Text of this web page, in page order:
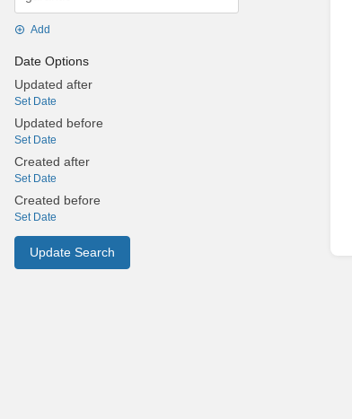
Add
Date Options
Updated after
Set Date
Updated before
Set Date
Created after
Set Date
Created before
Set Date
Update Search